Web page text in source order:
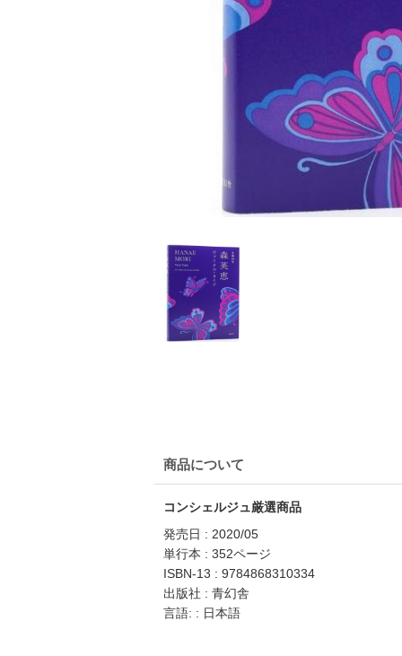
食
e
商品について
コンシェルジュ厳選商品
発売日 : 2020/05
単行本 : 352ページ
ISBN-13 : 9784868310334
出版社 : 青幻舎
言語: : 日本語